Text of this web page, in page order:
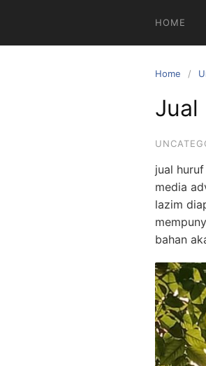
content
HOME
Home
Jual
jual
media
lazim
bahan